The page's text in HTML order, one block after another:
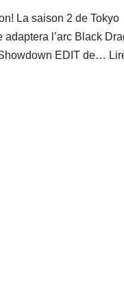
La saison 2 de Tokyo
l’arc Black
EDIT de…